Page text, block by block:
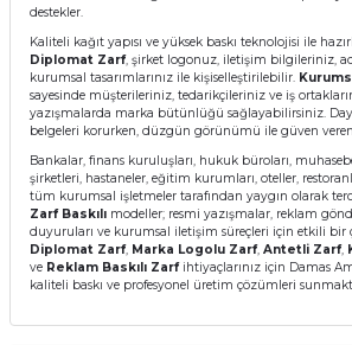
destekler.
Kaliteli kağıt yapısı ve yüksek baskı teknolojisi ile
Diplomat Zarf, şirket logonuz, iletişim bilgileriniz,
kurumsal tasarımlarınız ile kişiselleştirilebilir.
sayesinde müşterileriniz, tedarikçileriniz ve iş
yazışmalarda marka bütünlüğü sağlayabilirsiniz.
belgeleri korurken, düzgün görünümü ile güven
Bankalar, finans kuruluşları, hukuk büroları,
şirketleri, hastaneler, eğitim kurumları, oteller,
tüm kurumsal işletmeler tarafından yaygın olarak
Zarf Baskılı modeller; resmi yazışmalar, reklam
duyuruları ve kurumsal iletişim süreçleri için etkili bir
Diplomat Zarf, Marka Logolu Zarf, Antetli Zarf,
ve Reklam Baskılı Zarfihtiyaçlarınız için Damas
kaliteli baskı ve profesyonel üretim çözümleri